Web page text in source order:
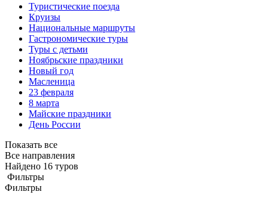
Туристические поезда
Круизы
Национальные маршруты
Гастрономические туры
Туры с детьми
Ноябрьские праздники
Новый год
Масленица
23 февраля
8 марта
Майские праздники
День России
Показать все
Все направления
Найдено 16 туров
Фильтры
Фильтры